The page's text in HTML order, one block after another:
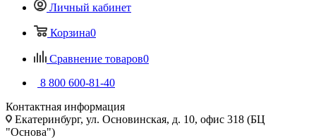
Личный кабинет
Корзина0
Сравнение товаров0
8 800 600-81-40
Контактная информация
Екатеринбург, ул. Основинская, д. 10, офис 318 (БЦ
"Основа")